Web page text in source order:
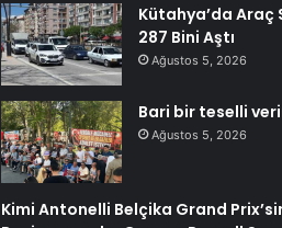
Kütahya’da Araç
287 Bini Aştı
Ağustos 5, 2026
Bari bir teselli
Ağustos 5, 2026
Kimi Antonelli Belçika Grand